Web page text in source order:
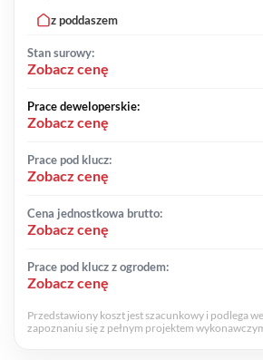
z poddaszem
Stan surowy:
Zobacz cenę
Prace deweloperskie:
Zobacz cenę
Prace pod klucz:
Zobacz cenę
Cena jednostkowa brutto:
Zobacz cenę
Prace pod klucz z ogrodem:
Zobacz cenę
Przedstawiony koszt jest szacunkowy i podlega
zapoznaniu się z pełnym projektem